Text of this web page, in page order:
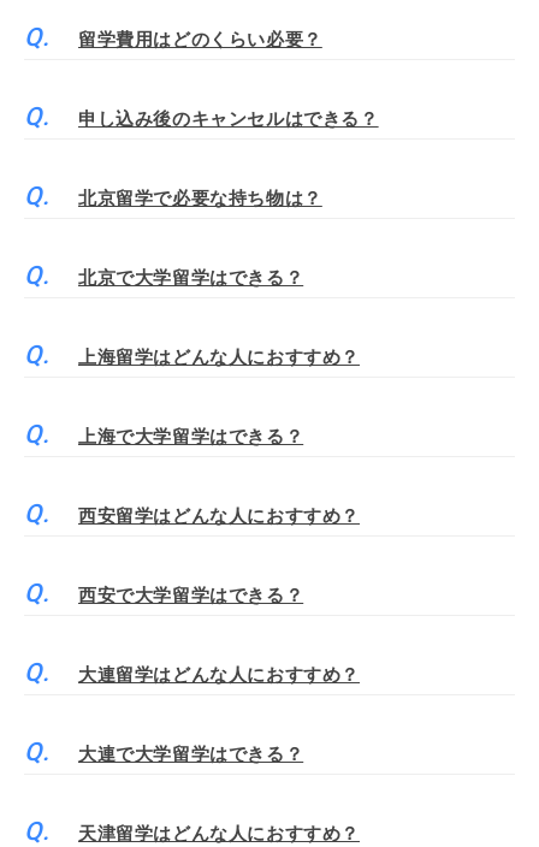
留学費用はどのくらい必要？
申し込み後のキャンセルはできる？
北京留学で必要な持ち物は？
北京で大学留学はできる？
上海留学はどんな人におすすめ？
上海で大学留学はできる？
西安留学はどんな人におすすめ？
西安で大学留学はできる？
大連留学はどんな人におすすめ？
大連で大学留学はできる？
天津留学はどんな人におすすめ？